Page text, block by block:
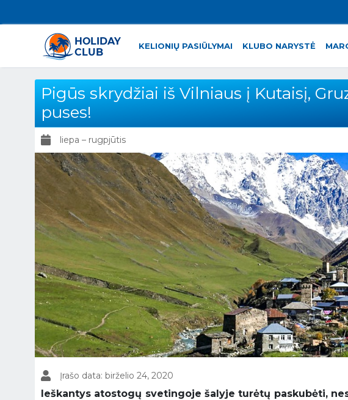
KELIONIŲ PASIŪLYMAI KLUBO NARYSTĖ
Pigūs skrydžiai iš Vilniaus į Kutaisį,
puses!
liepa – rugpjūtis
Įrašo data: birželio 24, 2020
Ieškantys atostogų svetingoje šalyje turėtų paskubėti,